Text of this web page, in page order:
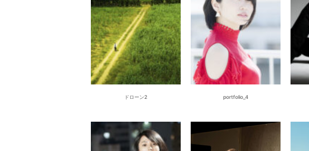
ドローン2 portfolio_4